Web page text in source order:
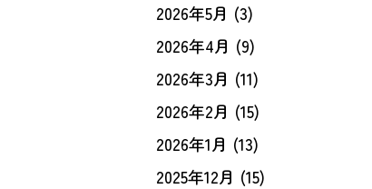
2026年5月 (3)
2026年4月 (9)
2026年3月 (11)
2026年2月 (15)
2026年1月 (13)
2025年12月 (15)